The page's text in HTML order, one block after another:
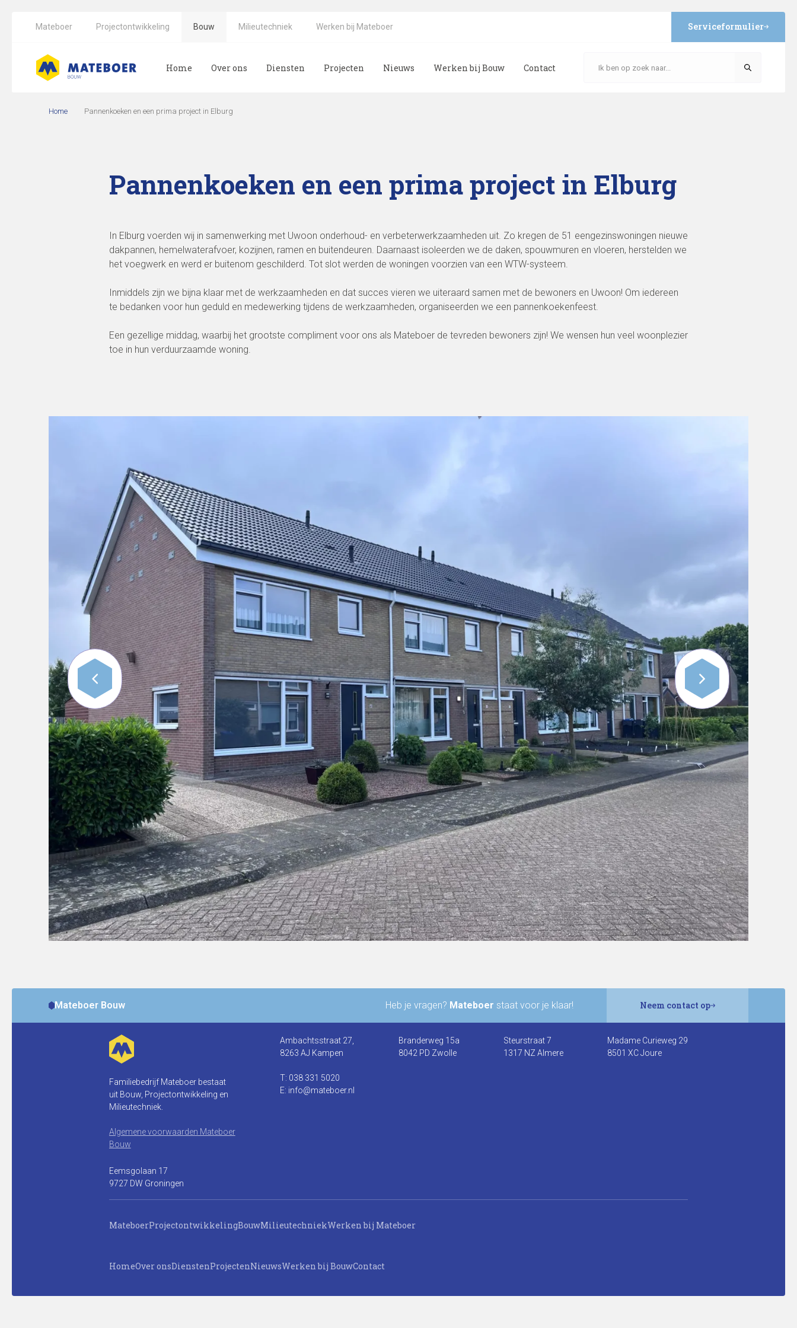
Mateboer Projectontwikkeling Bouw Milieutechniek Werken bij Mateboer Serviceformulier
Home Over ons Diensten Projecten Nieuws Werken bij Bouw Contact
Home Pannenkoeken en een prima project in Elburg
Pannenkoeken en een prima project in Elburg
In Elburg voerden wij in samenwerking met Uwoon onderhoud- en verbeterwerkzaamheden uit. Zo kregen de 51 eengezinswoningen nieuwe
dakpannen, hemelwaterafvoer, kozijnen, ramen en buitendeuren. Daarnaast isoleerden we de daken, spouwmuren en vloeren, herstelden we
het voegwerk en werd er buitenom geschilderd. Tot slot werden de woningen voorzien van een WTW-systeem.
Inmiddels zijn we bijna klaar met de werkzaamheden en dat succes vieren we uiteraard samen met de bewoners en Uwoon! Om iedereen
te bedanken voor hun geduld en medewerking tijdens de werkzaamheden, organiseerden we een pannenkoekenfeest.
Een gezellige middag, waarbij het grootste compliment voor ons als Mateboer de tevreden bewoners zijn! We wensen hun veel woonplezier
toe in hun verduurzaamde woning.
Mateboer Bouw Heb je vragen? Mateboer staat voor je klaar! Neem contact op
Familiebedrijf Mateboer bestaat
uit Bouw, Projectontwikkeling en
Milieutechniek.
Algemene voorwaarden Mateboer
Bouw
Ambachtsstraat 27,
8263 AJ Kampen
T: 038 331 5020
E: info@mateboer.nl
Branderweg 15a
8042 PD Zwolle
Steurstraat 7
1317 NZ Almere
Madame Curieweg 29
8501 XC Joure
Eemsgolaan 17
9727 DW Groningen
HomeOver onsDienstenProjectenNieuwsWerken bij BouwContact
MateboerProjectontwikkelingBouwMilieutechniekWerken bij Mateboer